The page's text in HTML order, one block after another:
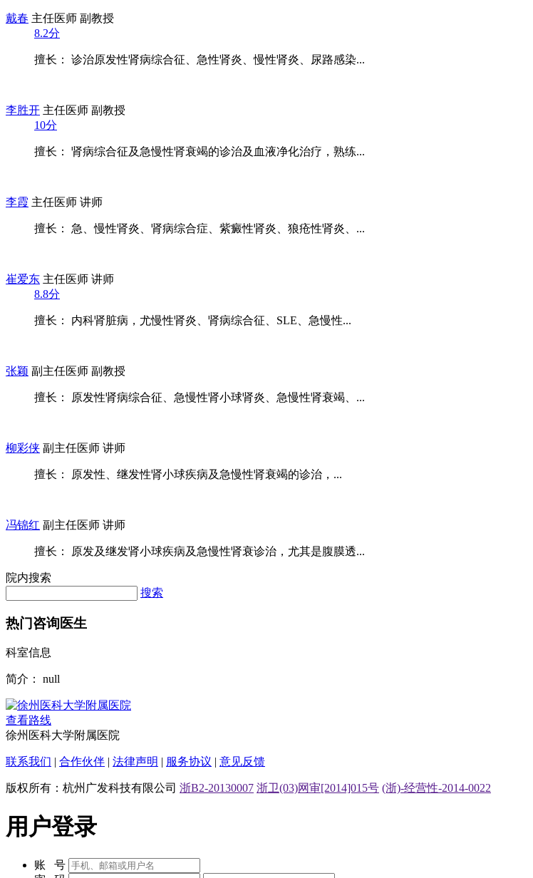
戴春 主任医师 副教授
8.2分
擅长： 诊治原发性肾病综合征、急性肾炎、慢性肾炎、尿路感染...
李胜开 主任医师 副教授
10分
擅长： 肾病综合征及急慢性肾衰竭的诊治及血液净化治疗，熟练...
李霞 主任医师 讲师
擅长： 急、慢性肾炎、肾病综合症、紫癜性肾炎、狼疮性肾炎、...
崔爱东 主任医师 讲师
8.8分
擅长： 内科肾脏病，尤慢性肾炎、肾病综合征、SLE、急慢性...
张颖 副主任医师 副教授
擅长： 原发性肾病综合征、急慢性肾小球肾炎、急慢性肾衰竭、...
柳彩侠 副主任医师 讲师
擅长： 原发性、继发性肾小球疾病及急慢性肾衰竭的诊治，...
冯锦红 副主任医师 讲师
擅长： 原发及继发肾小球疾病及急慢性肾衰诊治，尤其是腹膜透...
院内搜索
搜索
热门咨询医生
科室信息
简介： null
查看路线
徐州医科大学附属医院
联系我们 | 合作伙伴 | 法律声明 | 服务协议 | 意见反馈
版权所有：杭州广发科技有限公司 浙B2-20130007 浙卫(03)网审[2014]015号 (浙)-经营性-2014-0022
用户登录
账 号